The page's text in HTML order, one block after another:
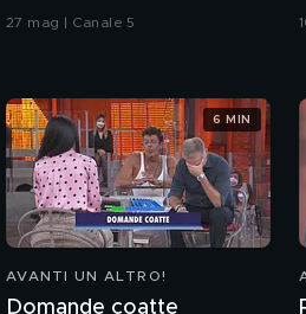
27 mag | Canale 5
AVANTI UN ALTRO!
Domande coatte
6 MIN